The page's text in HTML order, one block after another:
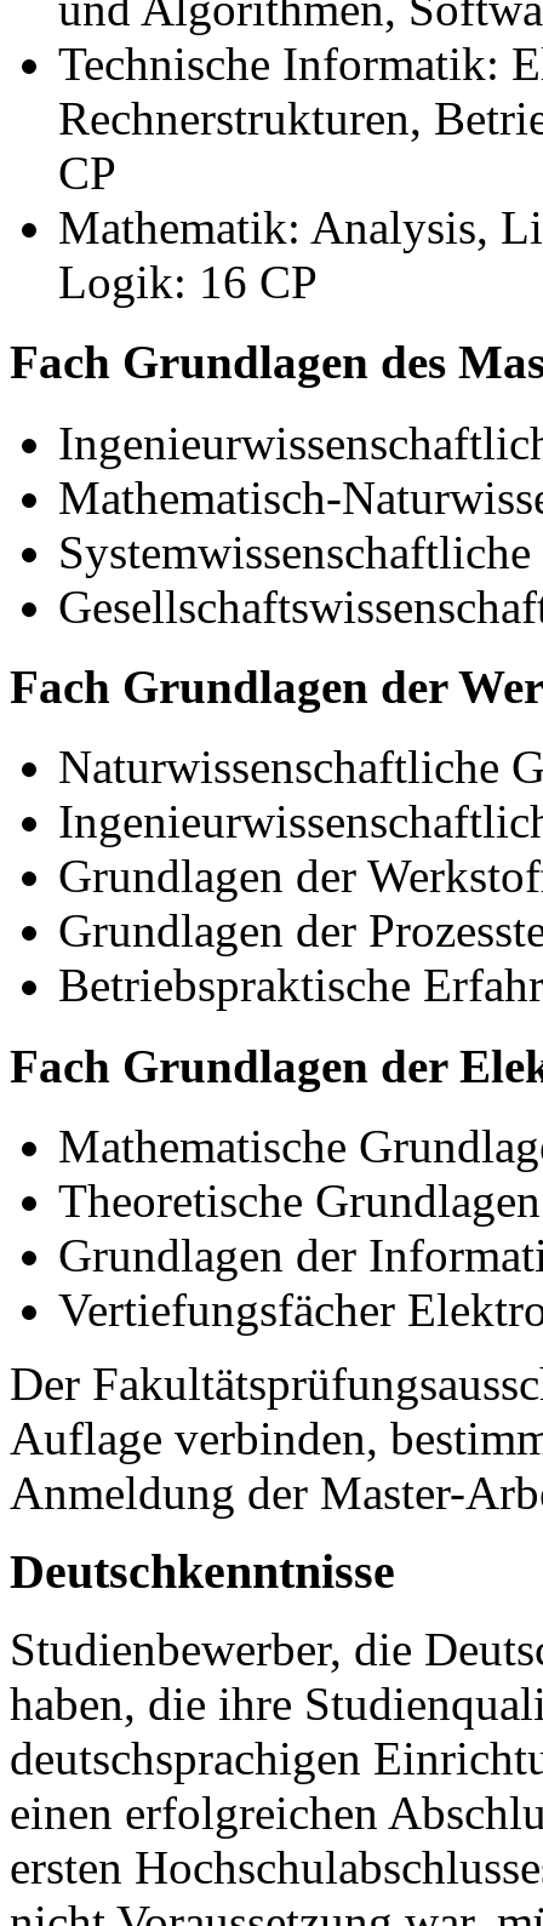
Technische Informatik:
Rechnerstrukturen,
CP
Mathematik: Analysis,
Logik: 16 CP
Fach Grundlagen des
Mathematisch-
Fach Grundlagen der
Naturwissenschaftliche
Grundlagen der
Grundlagen der
Betriebspraktische
Fach Grundlagen der
Mathematische
Theoretische
Grundlagen der
Vertiefungsfächer
Der
Auflage verbinden,
Anmeldung der Master-
Deutschkenntnisse
Studienbewerber, die
haben, die ihre
deutschsprachigen
einen erfolgreichen
ersten